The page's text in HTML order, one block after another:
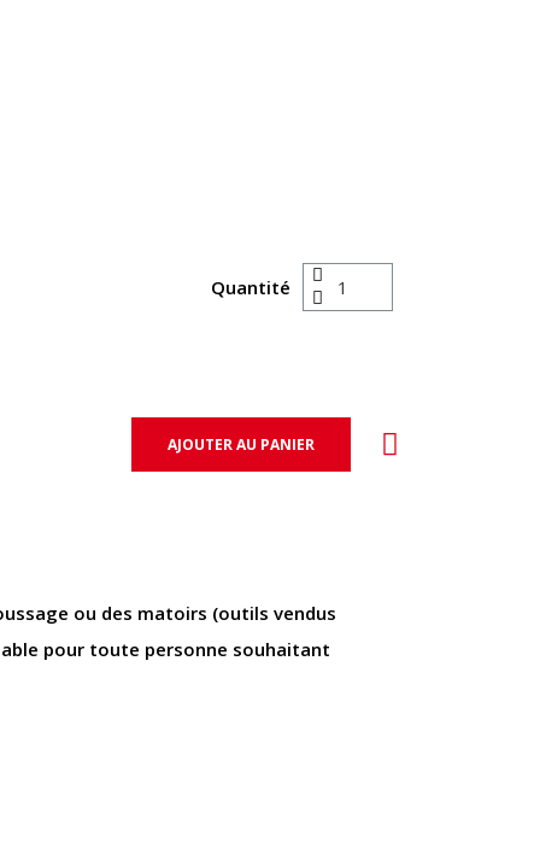
Quantité
AJOUTER AU PANIER
ou des matoirs (outils vendus
pour toute personne souhaitant